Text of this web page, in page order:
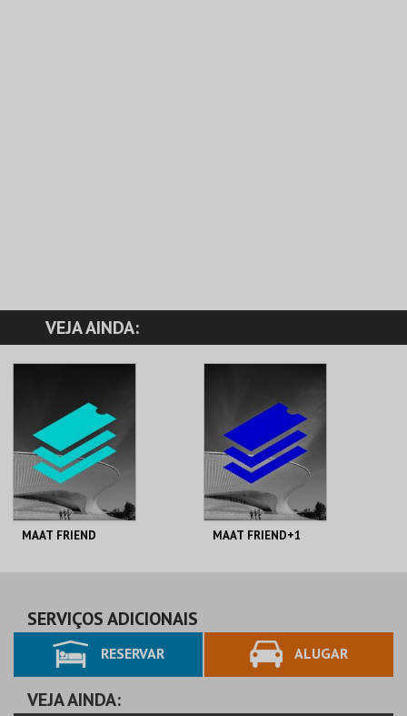
VEJA AINDA:
MAAT FRIEND
AQUISIÇÃO
MAIS INFO
COMPRAR
MAAT FRIEND+1
MAIS INFO
SERVIÇOS ADICIONAIS
RESERVAR ALUGAR
VEJA AINDA: